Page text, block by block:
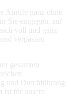
Anrufe ganz ohne
Sie entgegen, auf
voll und ganz
verpassen
gesamten
und Durchführung
ist für unsere